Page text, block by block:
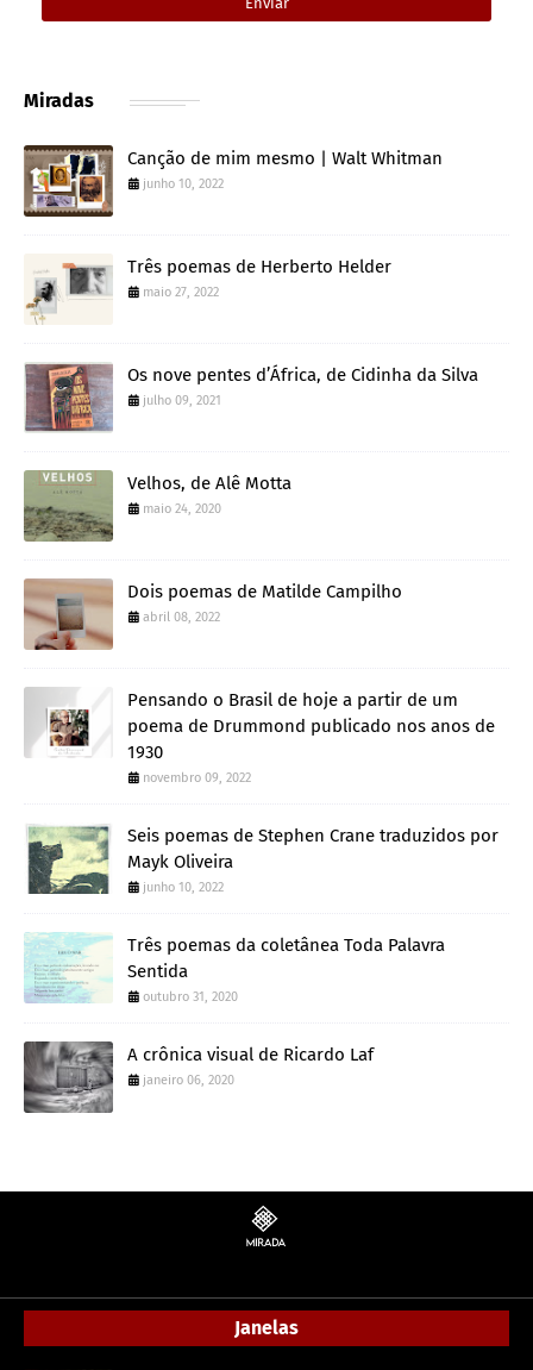
Miradas
Canção de mim mesmo | Walt Whitman
junho 10, 2022
Três poemas de Herberto Helder
maio 27, 2022
Os nove pentes d’África, de Cidinha da Silva
julho 09, 2021
Velhos, de Alê Motta
maio 24, 2020
Dois poemas de Matilde Campilho
abril 08, 2022
Pensando o Brasil de hoje a partir de um
poema de Drummond publicado nos anos de
1930
novembro 09, 2022
Seis poemas de Stephen Crane traduzidos por
Mayk Oliveira
junho 10, 2022
Três poemas da coletânea Toda Palavra
Sentida
outubro 31, 2020
A crônica visual de Ricardo Laf
janeiro 06, 2020
Janelas